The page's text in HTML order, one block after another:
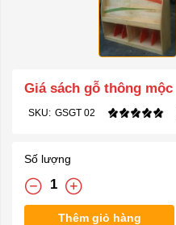
Giá sách gỗ thông mộc
SKU: GSGT 02
Số lượng
Thêm giỏ hàng